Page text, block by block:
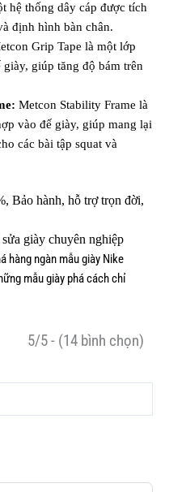
hệ thống dây cáp được tích
định hình bàn chân.
Grip Tape là một lớp
giúp tăng độ bám trên
Metcon Stability Frame là
vào đế giày, giúp mang lại
các bài tập squat và
Bảo hành, hỗ trợ trọn đời,
giày chuyên nghiệp
hàng ngàn mẫugiày Nike
mẫu giày phá cách chỉ
5/5 - (14 bình chọn)